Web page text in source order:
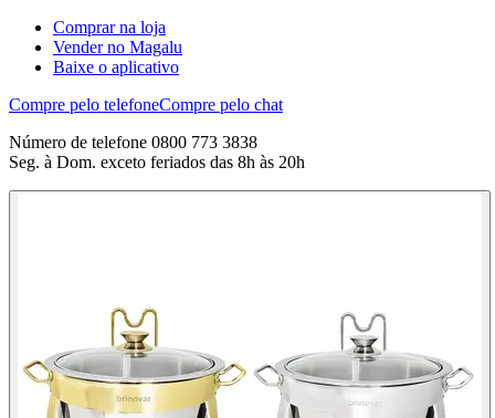
Comprar na loja
Vender no Magalu
Baixe o aplicativo
Compre pelo telefoneCompre pelo chat
Número de telefone 0800 773 3838
Seg. à Dom. exceto feriados das 8h às 20h